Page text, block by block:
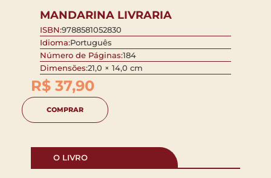
MANDARINA LIVRARIA
ISBN:9788581052830
Idioma:Português
Número de Páginas:184
Dimensões:21,0 × 14,0 cm
R$ 37,90
COMPRAR
O LIVRO